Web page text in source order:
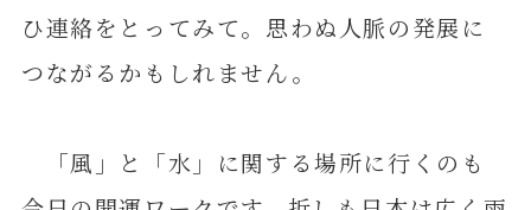
ひ連絡をとってみて。思わぬ人脈の発展に
つながるかもしれません。
「風」と「水」に関する場所に行くのも